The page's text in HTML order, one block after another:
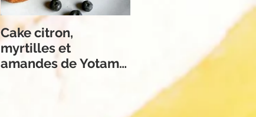
Cake citron,
myrtilles et
amandes de Yotam
Ottolenghi
Apple Crumble de
Philippe Conticini